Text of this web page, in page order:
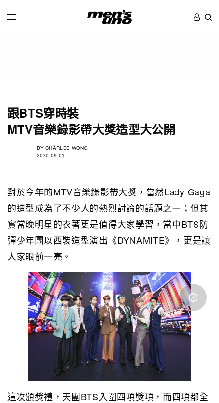
跟BTS穿時裝
MTV音樂錄影帶大獎造型大公開
BY CHÀRLES WONG
2020-09-01
對於今年的MTV音樂錄影帶大獎，當然Lady Gaga
的造型成為了不少人的熱烈討論的話題之一；但其
實當晚明星的衣著更是值得大家學習，當中BTS防
彈少年團以西裝造型演出《DYNAMITE》，更是讓
大家眼前一亮。
這次頒獎禮，天團BTS入圍四項獎項，而四項都全